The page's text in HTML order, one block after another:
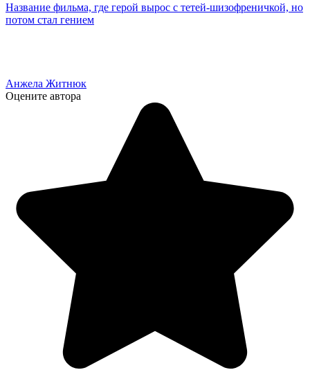
Название фильма, где герой вырос с тетей-шизофреничкой, но
потом стал гением
Анжела Житнюк
Оцените автора